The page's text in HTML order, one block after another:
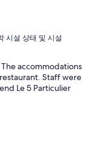
시설 상태 및 시설
accommodations
Staff were
Le 5 Particulier